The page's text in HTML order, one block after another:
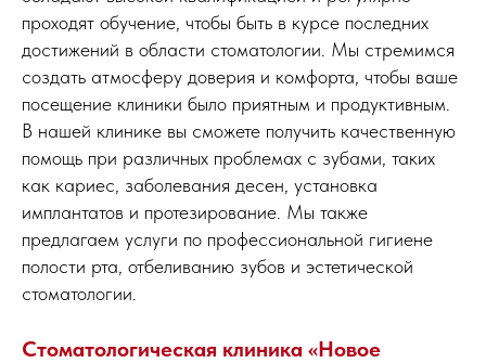
проходят обучение, чтобы быть в курсе последних
достижений в области стоматологии. Мы стремимся
создать атмосферу доверия и комфорта, чтобы ваше
посещение клиники было приятным и продуктивным.
В нашей клинике вы сможете получить качественную
помощь при различных проблемах с зубами, таких
как кариес, заболевания десен, установка
имплантатов и протезирование. Мы также
предлагаем услуги по профессиональной гигиене
полости рта, отбеливанию зубов и эстетической
стоматологии.
Стоматологическая клиника «Новое